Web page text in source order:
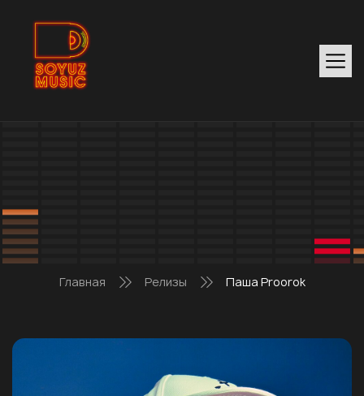
Главная Релизы Паша Proorok